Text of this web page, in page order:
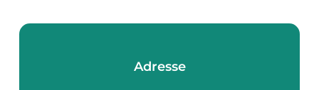
Adresse